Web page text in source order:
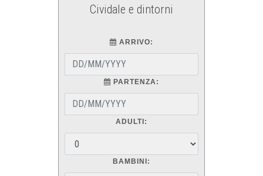
Cividale e dintorni
ARRIVO:
PARTENZA:
ADULTI:
BAMBINI: